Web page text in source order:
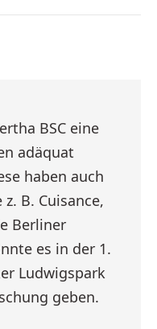
BSC eine
adäquat
haben auch
B. Cuisance,
Berliner
es in der 1.
Ludwigspark
geben.